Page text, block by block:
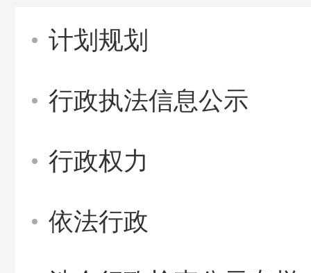
计划规划
行政执法信息公示
行政权力
依法行政